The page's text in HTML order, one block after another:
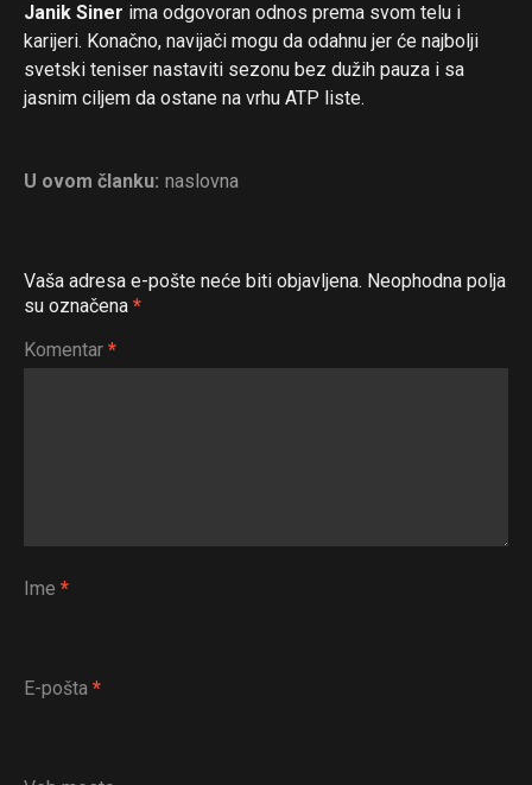
Janik Siner ima odgovoran odnos prema svom telu i
karijeri. Konačno, navijači mogu da odahnu jer će najbolji
svetski teniser nastaviti sezonu bez dužih pauza i sa
jasnim ciljem da ostane na vrhu ATP liste.
U ovom članku: naslovna
Vaša adresa e-pošte neće biti objavljena. Neophodna polja
su označena *
Komentar *
Ime *
E-pošta *